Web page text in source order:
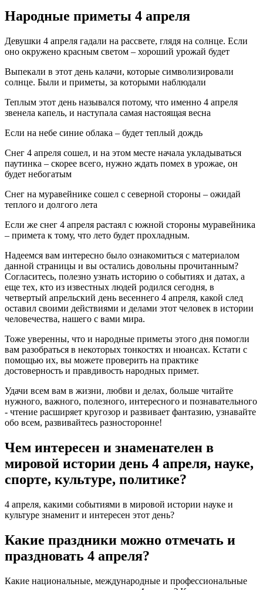
Народные приметы 4 апреля
Девушки 4 апреля гадали на рассвете, глядя на солнце. Если
оно окружено красным светом – хороший урожай будет
Выпекали в этот день калачи, которые символизировали
солнце. Были и приметы, за которыми наблюдали
Теплым этот день назывался потому, что именно 4 апреля
звенела капель, и наступала самая настоящая весна
Если на небе синие облака – будет теплый дождь
Снег 4 апреля сошел, и на этом месте начала укладываться
паутинка – скорее всего, нужно ждать помех в урожае, он
будет небогатым
Снег на муравейнике сошел с северной стороны – ожидай
теплого и долгого лета
Если же снег 4 апреля растаял с южной стороны муравейника
– примета к тому, что лето будет прохладным.
Надеемся вам интересно было ознакомиться с материалом
данной страницы и вы остались довольны прочитанным?
Согласитесь, полезно узнать историю о событиях и датах, а
еще тех, кто из известных людей родился сегодня, в
четвертый апрельский день весеннего 4 апреля, какой след
оставил своими действиями и делами этот человек в истории
человечества, нашего с вами мира.
Тоже уверенны, что и народные приметы этого дня помогли
вам разобраться в некоторых тонкостях и нюансах. Кстати с
помощью их, вы можете проверить на практике
достоверность и правдивость народных примет.
Удачи всем вам в жизни, любви и делах, больше читайте
нужного, важного, полезного, интересного и познавательного
- чтение расширяет кругозор и развивает фантазию, узнавайте
обо всем, развивайтесь разносторонне!
Чем интересен и знаменателен в
мировой истории день 4 апреля, науке,
спорте, культуре, политике?
4 апреля, какими событиями в мировой истории науке и
культуре знаменит и интересен этот день?
Какие праздники можно отмечать и
праздновать 4 апреля?
Какие национальные, международные и профессиональные